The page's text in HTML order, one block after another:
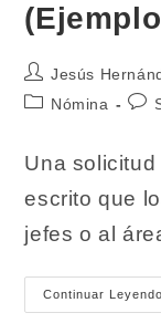
Autor
de
Jesús
Categoría
entrada:
Nómina
Una
escrito que
jefes o al
Continuar Leyendo